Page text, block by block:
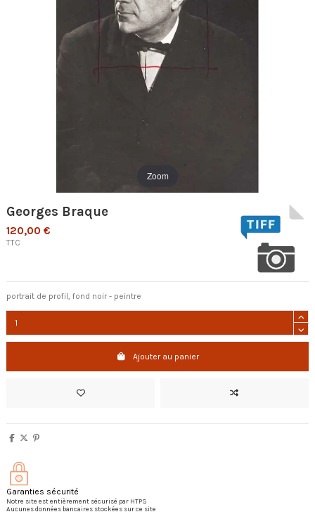
Zoom
Georges Braque
120,00 €
TTC
portrait de profil, fond noir - peintre
Ajouter au panier
Garanties sécurité
Notre site est entièrement sécurisé par HTPS
Aucunes données bancaires stockées sur ce site